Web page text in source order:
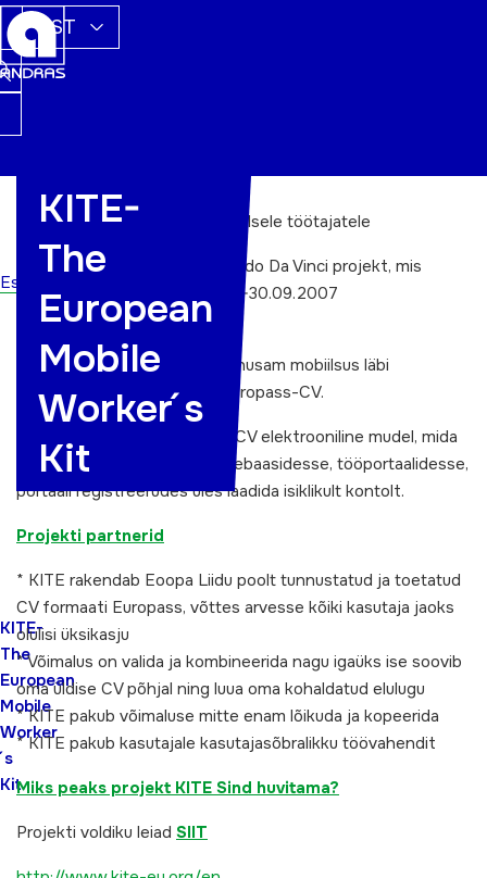
EST
Esileht
KITE-
The
European
Mobile
Worker
´ s
Kit
KITE-
The
European
Mobile
Worker´ s
Kit
KITE – Kogumik Euroopa mobiilsele töötajatele
KITE on EL programmi Leonardo Da Vinci projekt, mis
kestis ajavahemikul 1.10.2005-30.09.2007
Projekti eesmärk:
Tagada Euroopa töötajate tõhusam mobiilsus läbi
interaktiivse ning paindliku Europass-CV.
Projekti raames töötati välja CV elektrooniline mudel, mida
on võimalik vajalikesse andmebaasidesse, tööportaalidesse,
portaali registreerudes üles laadida isiklikult kontolt.
Projekti partnerid
* KITE rakendab Eoopa Liidu poolt tunnustatud ja toetatud
CV formaati Europass, võttes arvesse kõiki kasutaja jaoks
olulisi üksikasju
* Võimalus on valida ja kombineerida nagu igaüks ise soovib
oma üldise CV põhjal ning luua oma kohaldatud elulugu
* KITE pakub võimaluse mitte enam lõikuda ja kopeerida
* KITE pakub kasutajale kasutajasõbralikku töövahendit
Miks peaks projekt KITE Sind huvitama?
Projekti voldiku leiad SIIT